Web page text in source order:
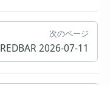
次のページ
REDBAR 2026-07-11